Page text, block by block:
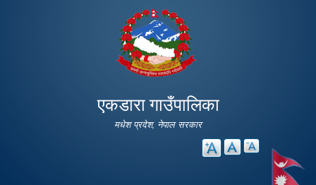
main
content
एकडारा गाउँपालिका
मधेश प्रदेश, नेपाल सरकार